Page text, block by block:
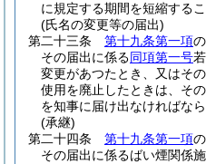
に規定する期間を短縮するこ
(氏名の変更等の届出)
第二十三条
第十九条第一項
その届出に係る同項第一号
変更があつたとき、又はそ
使用を廃止したときは、そ
を知事に届け出なければなら
(承継)
第二十四条
第十九条第一項
その届出に係るばい煙関係